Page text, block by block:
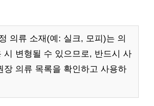
의류 소재(예: 실크, 모피)는 의
시 변형될 수 있으므로, 반드시 사
장 의류 목록을 확인하고 사용하